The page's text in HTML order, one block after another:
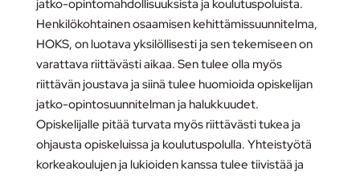
jatko-opintomahdollisuuksista ja koulutuspoluista.
Henkilökohtainen osaamisen kehittämissuunnitelma,
HOKS, on luotava yksilöllisesti ja sen tekemiseen on
varattava riittävästi aikaa. Sen tulee olla myös
riittävän joustava ja siinä tulee huomioida opiskelijan
jatko-opintosuunnitelman ja halukkuudet.
Opiskelijalle pitää turvata myös riittävästi tukea ja
ohjausta opiskeluissa ja koulutuspolulla. Yhteistyötä
korkeakoulujen ja lukioiden kanssa tulee tiivistää ja